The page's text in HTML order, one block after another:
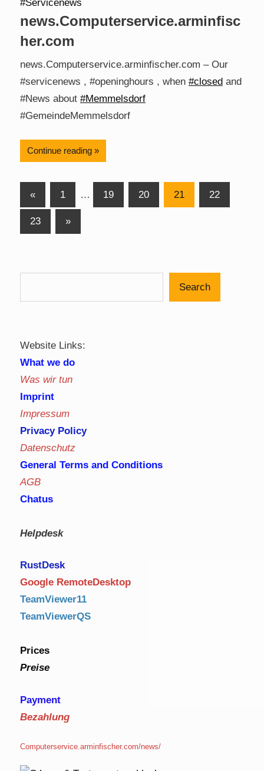
news.Computerservice.arminfisc
her.com
news.Computerservice.arminfischer.com – Our
#servicenews , #openinghours , when #closed and
#News about #Memmelsdorf
#GemeindeMemmelsdorf
Continue reading
Posts
pagination
«Previous
Posts
1 … 19 20 21 22
23
Next
»
Search
Website Links:
What we do
Was wir tun
Imprint
Impressum
Privacy Policy
Datenschutz
General Terms and Conditions
AGB
Chatus
Helpdesk
RustDesk
Google RemoteDesktop
TeamViewer11
TeamViewerQS
Prices
Preise
Payment
Bezahlung
Computerservice.arminfischer.com/news/